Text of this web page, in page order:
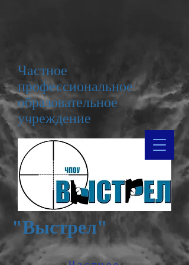
Частное
профессиональное
образовательное
учреждение
"Выстрел"